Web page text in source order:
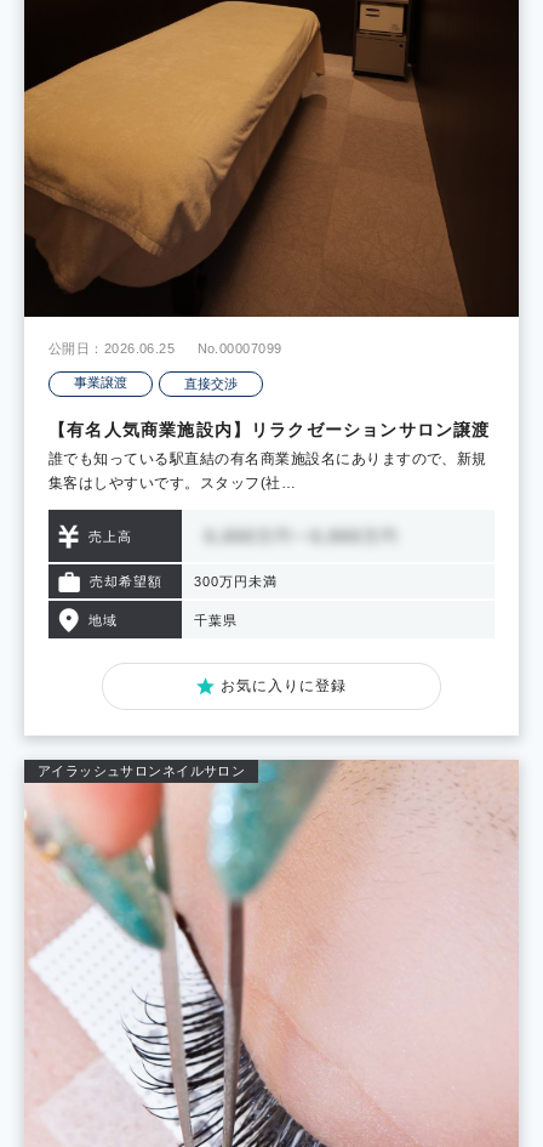
公開日：2026.06.25 No.00007099
事業譲渡 直接交渉
【有名人気商業施設内】リラクゼーションサロン譲渡
誰でも知っている駅直結の有名商業施設名にありますので、新規
集客はしやすいです。スタッフ(社…
売上高
売却希望額 300万円未満
地域 千葉県
お気に入りに登録
アイラッシュサロン ネイルサロン